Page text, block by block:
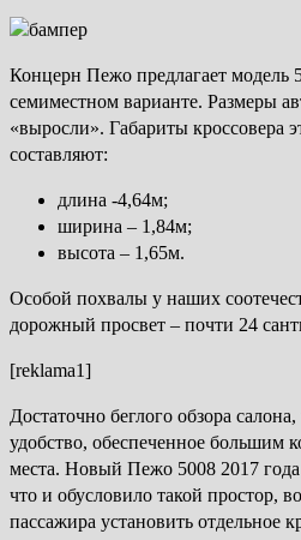
Концерн Пежо предлагает модель
семиместном варианте. Размеры
«выросли». Габариты кроссовера
составляют:
длина -4,64м;
ширина – 1,84м;
высота – 1,65м.
Особой похвалы у наших
дорожный просвет – почти 24
[reklama1]
Достаточно беглого обзора
удобство, обеспеченное большим
места. Новый Пежо 5008 2017 года
что и обусловило такой простор,
пассажира установить отдельное